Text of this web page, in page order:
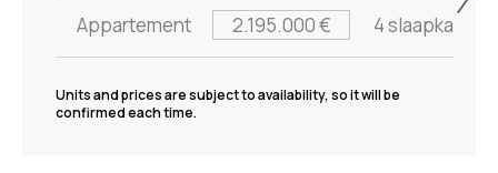
Appartement 2.195.000 € 4 slaapkamers
Units and prices are subject to availability, so it will be
confirmed each time.